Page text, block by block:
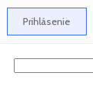
Prihlásenie